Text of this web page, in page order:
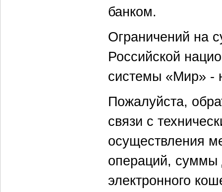
банком.
Ограничений на
Российской
системы «Мир» -
Пожалуйста,
связи с
осуществления
операций, суммы
электронного